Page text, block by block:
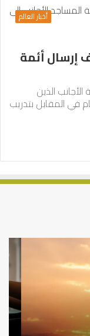
أخبار العالم
إرسال أئمة
الذين
في المقابل بتدريب
بن